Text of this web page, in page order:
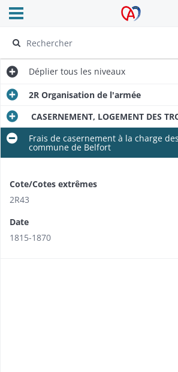
Archives Alsace -
Ouvrir le menu déroulant
Déplier tous les niveaux
2R Organisation de l'armée
CASERNEMENT, LOGEMENT DES
Frais de casernement à la charge
commune de Belfort
Cote/Cotes extrêmes
2R43
Date
1815-1870